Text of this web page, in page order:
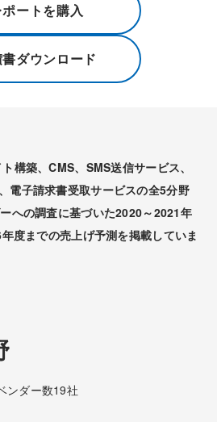
ポートを購入
書ダウンロード
構築、CMS、SMS送信サービス、
電子請求書受取サービスの全5分野
への調査に基づいた2020～2021年
度までの売上げ予測を掲載していま
ンダー数19社